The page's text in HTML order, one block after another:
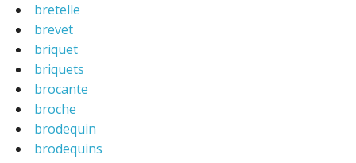
bretelle
brevet
briquet
briquets
brocante
broche
brodequin
brodequins